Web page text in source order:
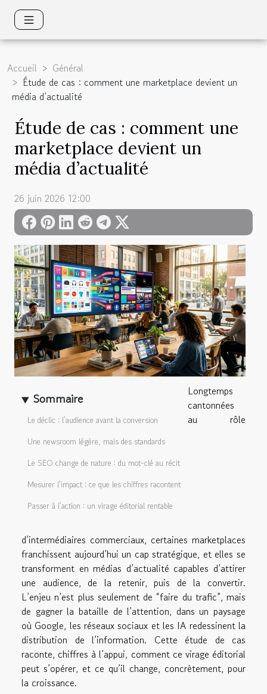
Accueil
Général
Étude de cas : comment une marketplace devient un
média d’actualité
Étude de cas : comment une
marketplace devient un
média d’actualité
26 juin 2026 12:00
Sommaire
Le déclic : l’audience avant la conversion
Une newsroom légère, mais des standards
Le SEO change de nature : du mot-clé au récit
Mesurer l’impact : ce que les chiffres racontent
Passer à l’action : un virage éditorial rentable
Longtemps
cantonnées
au rôle
d’intermédiaires commerciaux, certaines marketplaces
franchissent aujourd’hui un cap stratégique, et elles se
transforment en médias d’actualité capables d’attirer
une audience, de la retenir, puis de la convertir.
L’enjeu n’est plus seulement de “faire du trafic”, mais
de gagner la bataille de l’attention, dans un paysage
où Google, les réseaux sociaux et les IA redessinent la
distribution de l’information. Cette étude de cas
raconte, chiffres à l’appui, comment ce virage éditorial
peut s’opérer, et ce qu’il change, concrètement, pour
la croissance.